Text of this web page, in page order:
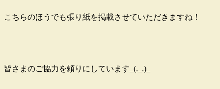
こちらのほうでも張り紙を掲載させていただきますね！
皆さまのご協力を頼りにしています_(._.)_